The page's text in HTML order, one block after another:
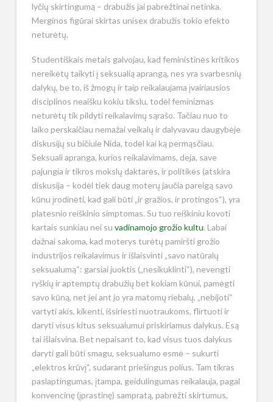
lyčių skirtingumą – drabužis jai pabrėžtinai netinka.
Merginos figūrai skirtas unisex drabužis tokio efekto
neturėtų.
Studentiškais metais galvojau, kad feministinės kritikos
nereikėtų taikyti į seksualią aprangą, nes yra svarbesnių
dalykų, be to, iš žmogų ir taip reikalaujama įvairiausios
disciplinos neaišku kokiu tikslu, todėl feminizmas
neturėtų tik pildyti reikalavimų sąrašo. Tačiau nuo to
laiko perskaičiau nemažai veikalų ir dalyvavau daugybėje
diskusijų su bičiule Nida, todėl kai ką permąsčiau.
Seksuali apranga, kurios reikalavimams, deja, save
pajungia ir tikros mokslų daktarės, ir politikės (atskira
diskusija – kodėl tiek daug moterų jaučia pareigą savo
kūnu įrodinėti, kad gali būti „ir gražios, ir protingos“), yra
platesnio reiškinio simptomas. Su tuo reiškiniu kovoti
kartais sunkiau nei su vadinamojo grožio kultu. Labai
dažnai sakoma, kad moterys turėtų pamiršti grožio
industrijos reikalavimus ir išlaisvinti „savo natūralų
seksualumą“: garsiai juoktis („nesikuklinti“), nevengti
ryškių ir aptemptų drabužių bet kokiam kūnui, pamėgti
savo kūną, net jei ant jo yra matomų riebalų, „nebijoti“
vartyti akis, kikenti, išsiriesti nuotraukoms, flirtuoti ir
daryti visus kitus seksualumui priskiriamus dalykus. Esą
tai išlaisvina. Bet nepaisant to, kad visus tuos dalykus
daryti gali būti smagu, seksualumo esmė – sukurti
„elektros krūvį“, sudarant priešingus polius. Tam tikras
paslaptingumas, įtampa, geidulingumas reikalauja, pagal
konvencinę (įprastinę) sampratą, pabrėžti skirtumus,